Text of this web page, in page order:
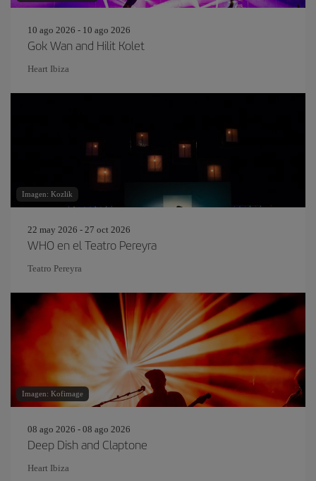
10 ago 2026 - 10 ago 2026
Gok Wan and Hilit Kolet
Heart Ibiza
Imagen: Kozlik
22 may 2026 - 27 oct 2026
WHO en el Teatro Pereyra
Teatro Pereyra
Imagen: Kofimage
08 ago 2026 - 08 ago 2026
Deep Dish and Claptone
Heart Ibiza